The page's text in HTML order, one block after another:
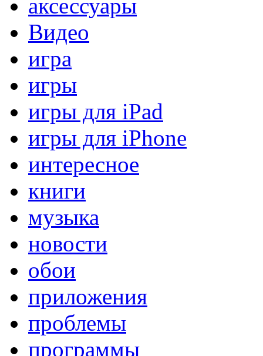
аксессуары
Видео
игра
игры
игры для iPad
игры для iPhone
интересное
книги
музыка
новости
обои
приложения
проблемы
программы